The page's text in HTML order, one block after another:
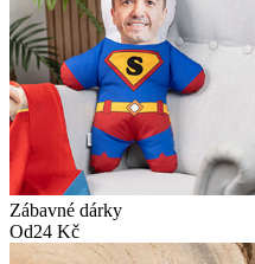
Zábavné dárky
Od24 Kč